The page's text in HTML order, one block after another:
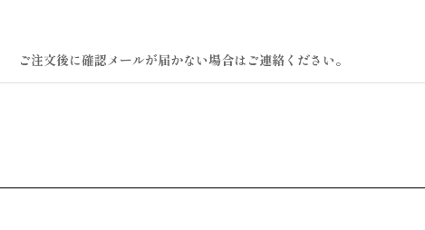
ご注文後に確認メールが届かない場合はご連絡ください。